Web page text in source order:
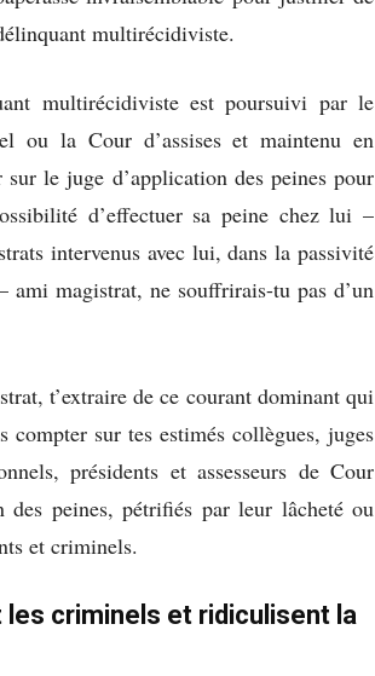
multirécidiviste.
multirécidiviste est poursuivi par le
ou la Cour d’assises et maintenu en
le juge d’application des peines pour
d’effectuer sa peine chez lui –
intervenus avec lui, dans la passivité
ami magistrat, ne souffrirais-tu pas d’un
t’extraire de ce courant dominant qui
sur tes estimés collègues, juges
présidents et assesseurs de Cour
des peines, pétrifiés par leur lâcheté ou
et criminels.
les criminels et ridiculisent la